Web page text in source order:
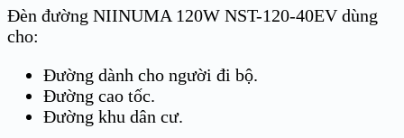
Đèn đường NIINUMA 120W NST-120-40EV dùng
cho:
Đường dành cho người đi bộ.
Đường cao tốc.
Đường khu dân cư.